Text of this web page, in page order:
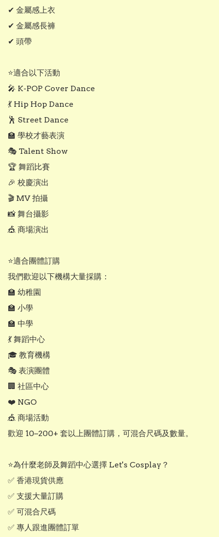
✔ 金屬感上衣
✔ 金屬感長褲
✔ 頭帶
⭐適合以下活動
🎤 K-POP Cover Dance
💃 Hip Hop Dance
🕺 Street Dance
🏫 學校才藝表演
🎭 Talent Show
🏆 舞蹈比賽
🎉 校慶演出
🎬 MV 拍攝
📸 舞台攝影
🎪 商場演出
⭐適合團體訂購
我們歡迎以下機構大量採購：
🏫 幼稚園
🏫 小學
🏫 中學
💃 舞蹈中心
🎓 教育機構
🎭 表演團體
🏢 社區中心
❤️ NGO
🎪 商場活動
歡迎 10–200+ 套以上團體訂購，可混合尺碼及數量。
⭐為什麼老師及舞蹈中心選擇 Let's Cosplay？
✅ 香港現貨供應
✅ 支援大量訂購
✅ 可混合尺碼
✅ 專人跟進團體訂單